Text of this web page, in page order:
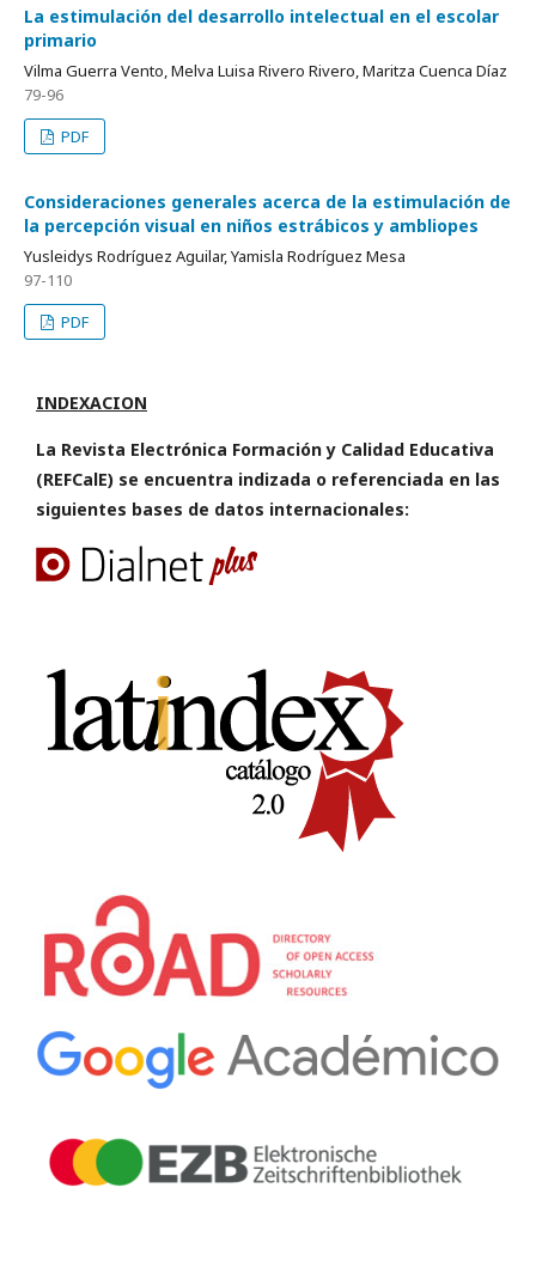
La estimulación del desarrollo intelectual en el escolar
primario
Vilma Guerra Vento, Melva Luisa Rivero Rivero, Maritza Cuenca Díaz
79-96
PDF
Consideraciones generales acerca de la estimulación de
la percepción visual en niños estrábicos y ambliopes
Yusleidys Rodríguez Aguilar, Yamisla Rodríguez Mesa
97-110
PDF
INDEXACION
La Revista Electrónica Formación y Calidad Educativa
(REFCalE) se encuentra indizada o referenciada en las
siguientes bases de datos internacionales: